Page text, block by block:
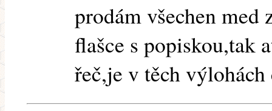
prodám všechen med
flašce s popiskou,tak
řeč,je v těch